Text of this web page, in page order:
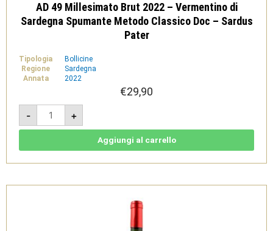
AD 49 Millesimato Brut 2022 – Vermentino di
Sardegna Spumante Metodo Classico Doc – Sardus
Pater
Tipologia
Bollicine
Regione
Sardegna
Annata
2022
€29,90
-
AD
Millesimato
Brut
di
Metodo
+
Aggiungi al carrello